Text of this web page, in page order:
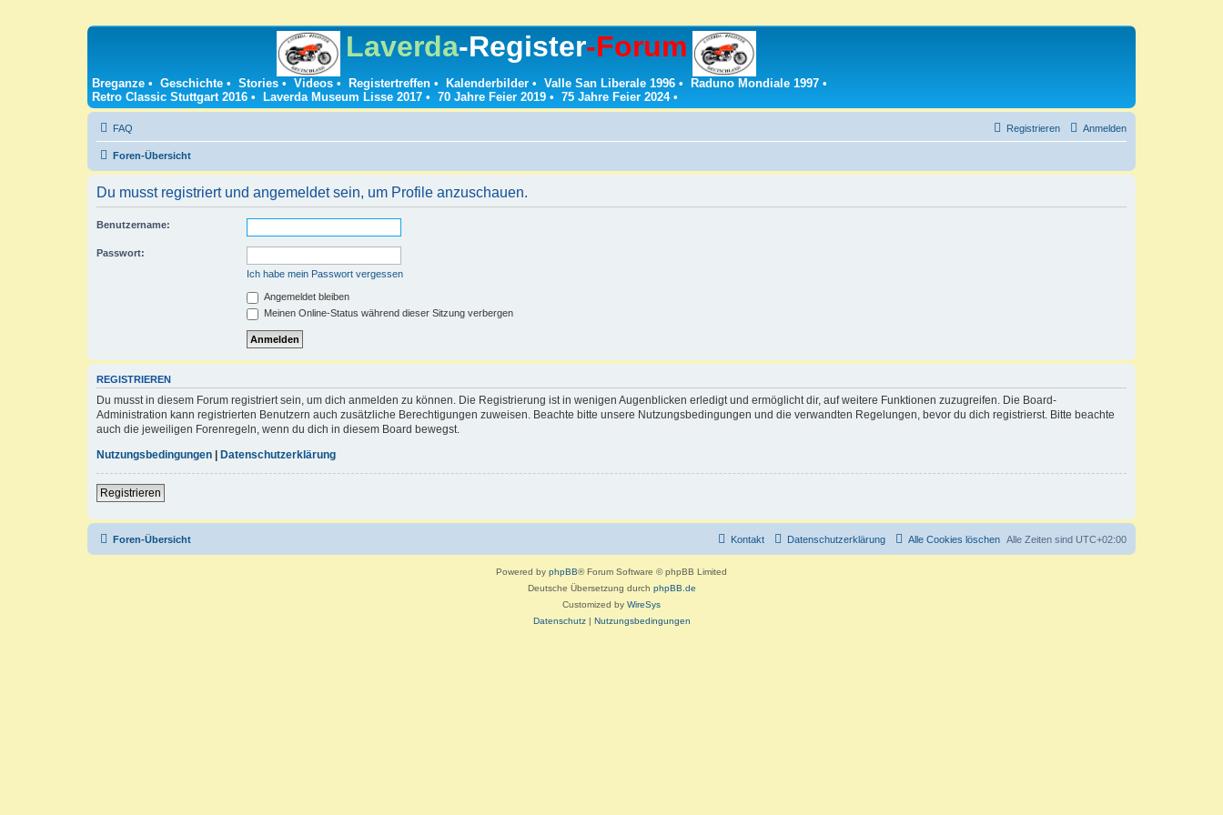
Laverda-Register-Forum
Breganze • Geschichte • Stories • Videos • Registertreffen • Kalenderbilder • Valle San Liberale 1996 • Raduno Mondiale 1997 •
Retro Classic Stuttgart 2016 • Laverda Museum Lisse 2017 • 70 Jahre Feier 2019 • 75 Jahre Feier 2024•
FAQ Anmelden
Registrieren
Foren-Übersicht
Du musst registriert und angemeldet sein, um Profile anzuschauen.
Benutzername:
Passwort:
Ich habe mein Passwort vergessen
Angemeldet bleiben
Meinen Online-Status während dieser Sitzung verbergen
REGISTRIEREN
Du musst in diesem Forum registriert sein, um dich anmelden zu können. Die Registrierung ist in wenigen Augenblicken erledigt und ermöglicht dir, auf weitere Funktionen zuzugreifen. Die Board-
Administration kann registrierten Benutzern auch zusätzliche Berechtigungen zuweisen. Beachte bitte unsere Nutzungsbedingungen und die verwandten Regelungen, bevor du dich registrierst. Bitte beachte
auch die jeweiligen Forenregeln, wenn du dich in diesem Board bewegst.
Nutzungsbedingungen
Datenschutzerklärung
Registrieren
Foren-Übersicht Alle Zeiten sind UTC+02:00
Alle Cookies löschen
Datenschutzerklärung
Kontakt
Powered by phpBB® Forum Software © phpBB Limited
Deutsche Übersetzung durch phpBB.de
Customized by WireSys
Datenschutz| Nutzungsbedingungen